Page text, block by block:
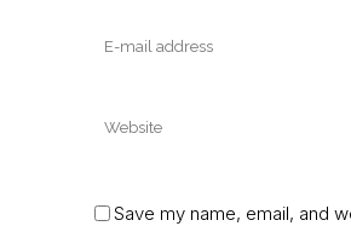
Save my name, email, and